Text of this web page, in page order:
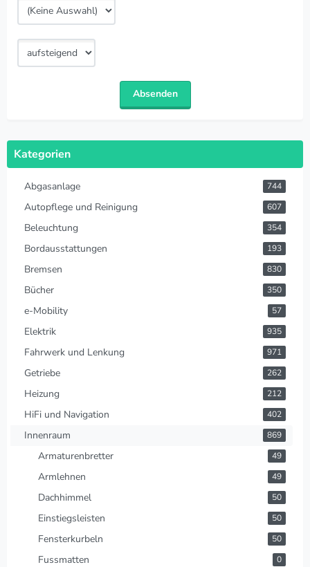
Kategorien
Abgasanlage 744
Autopflege und Reinigung 607
Beleuchtung 354
Bordausstattungen 193
Bremsen 830
Bücher 350
e-Mobility 57
Elektrik 935
Fahrwerk und Lenkung 971
Getriebe 262
Heizung 212
HiFi und Navigation 402
Innenraum 869
Armaturenbretter 49
Armlehnen 49
Dachhimmel 50
Einstiegsleisten 50
Fensterkurbeln 50
Fussmatten 0